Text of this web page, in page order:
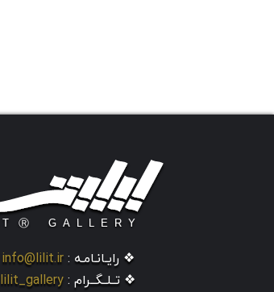
❖ رایـانـامـه : info@lilit.ir
❖ تــلــگــرام : lilit_gallery